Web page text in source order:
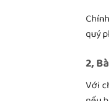
quý
2,
Với